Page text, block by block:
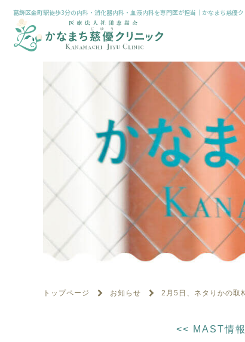
葛飾区金町駅徒歩3分の内科・消化器内科・血液内科を専門医が担当｜かなまち慈優
トップページ お知らせ 2月5日、ネタりかの取
<< MAST情